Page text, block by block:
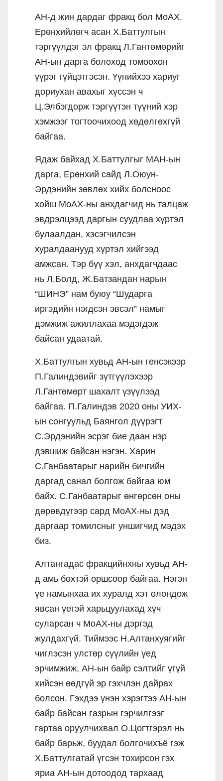
АН-д жин дардаг фракц бол МоАХ.
Ерөнхийлөгч асан Х.Баттулгын
тэргүүлдэг эл фракц Л.Гантөмөрийг
АН-ын дарга болоход томоохон
үүрэг гүйцэтгэсэн. Үүнийхээ хариуг
дориухан авахыг хүссэн ч
Ц.Элбэгдорж тэргүүтэн түүний хэр
хэмжээг тогтоочихоод хөдөлгөхгүй
байгаа.
Ядаж байхад Х.Баттулгыг МАН-ын
дарга, Ерөнхий сайд Л.Оюун-
Эрдэнийн зөвлөх хийх болсноос
хойш МоАХ-ны анхдагчид нь талцаж
эвдрэлцээд даргын суудлаа хүртэл
булаалдан, хэсэгчилсэн
хуралдаанууд хүртэл хийгээд
амжсан. Тэр бүү хэл, анхдагчдаас
нь Л.Болд, Ж.Батзандан нарын
“ШИНЭ” нам буюу “Шударга
иргэдийн нэгдсэн эвсэл” намыг
дэмжиж ажиллахаа мэдэгдэж
байсан удаатай.
Х.Баттулгын хувьд АН-ын генсэкээр
П.Галиндэвийг зүтгүүлэхээр
Л.Гантөмөрт шахалт үзүүлээд
байгаа. П.Галиндэв 2020 оны УИХ-
ын сонгуульд Баянгол дүүрэгт
С.Эрдэнийн эсрэг бие даан нэр
дэвшиж байсан нэгэн. Харин
С.Ганбаатарыг нарийн бичгийн
даргад санал болгож байгаа юм
байх. С.Ганбаатарыг өнгөрсөн оны
дөрөвдүгээр сард МоАХ-ны дэд
даргаар томилсныг уншигчид мэдэх
биз.
Алтангадас фракцийнхны хувьд АН-
д амь бөхтэй оршсоор байгаа. Нэгэн
үе намынхаа их хуралд хэт олондож
явсан үетэй харьцуулахад хүч
суларсан ч МоАХ-ны дэргэд
жулдахгүй. Тиймээс Н.Алтанхуягийг
чиглэсэн улстөр сүүлийн үед
эрчимжиж, АН-ын байр сэлтийг үгүй
хийсэн өөдгүй эр гэхчлэн дайрах
болсон. Гэхдээ үнэн хэрэгтээ АН-ын
байр байсан газрын гэрчилгээг
гартаа оруулчихвал О.Цогтгэрэл нь
байр барьж, буудал болгочихъё гэж
Х.Баттулгатай үгсэн тохирсон гэх
яриа АН-ын дотоодод тархаад